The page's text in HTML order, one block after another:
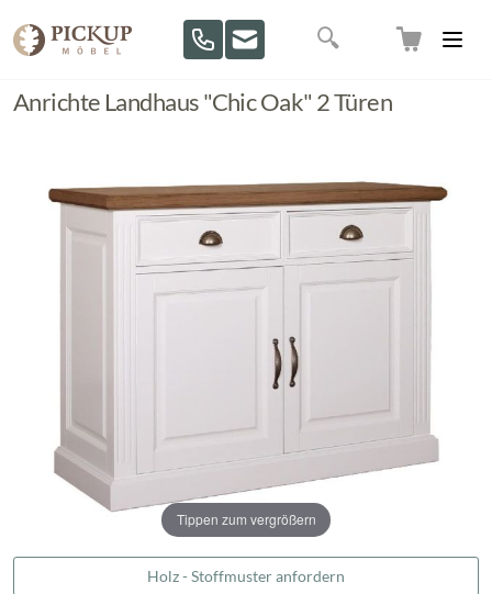
Suche
Anrichte Landhaus "Chic Oak" 2 Türen
Tippen zum vergrößern
Holz - Stoffmuster anfordern